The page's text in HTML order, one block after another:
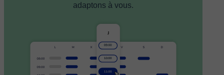
adaptons à vous.